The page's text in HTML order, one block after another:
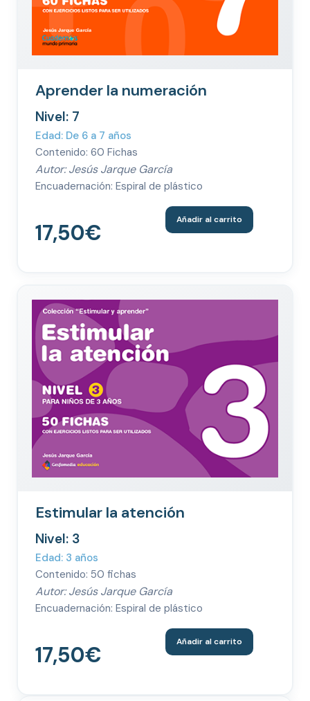
Aprender la numeración
Nivel: 7
Edad: De 6 a 7 años
Contenido: 60 Fichas
Autor: Jesús Jarque García
Encuadernación: Espiral de plástico
17,50€
Añadir al carrito
Estimular la atención
Nivel: 3
Edad: 3 años
Contenido: 50 fichas
Autor: Jesús Jarque García
Encuadernación: Espiral de plástico
17,50€
Añadir al carrito